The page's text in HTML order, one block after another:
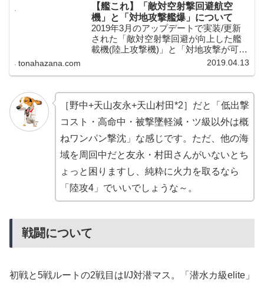
【艦これ】「敵対空射撃回避航空
機」と「対地攻撃艦爆」について
2019年3月のアップデートで実装/更新
された「敵対空射撃回避が向上した艦
載機(陸上攻撃機)」と「対地攻撃が可能
な艦上爆撃機」についての記事です。
ている「機種/部隊」と分かっている範
囲での効果・仕様などをまとめまし
た。
tonahazana.com 2019.04.13
［野中+天山友永+天山村田*2］だと「低出撃
コスト・高命中・被撃墜軽減・ツ級以外は概
ねワンパン撃沈」な感じです。ただ、他の海
域を周回中だと友永・村田さんがいないとち
ょっと困りますし、純粋に火力を取るなら
「陸攻4」でいいでしょうな～。
戦闘について
初戦と5戦ルートの2戦目はI/J対潜マス。「潜水カ級elite」